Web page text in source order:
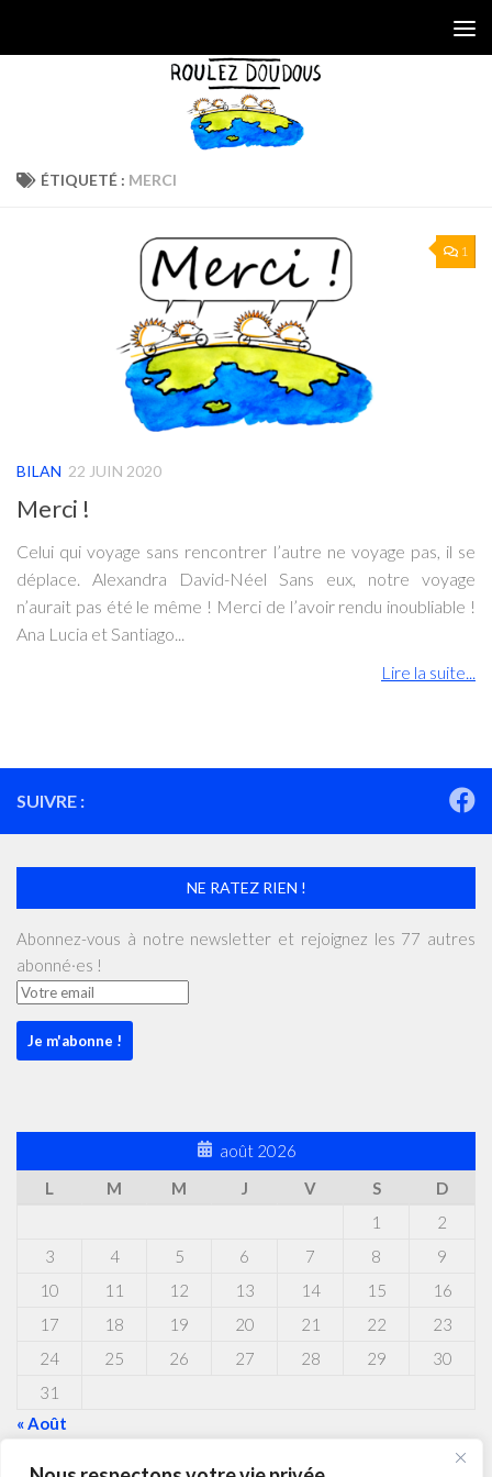
ÉTIQUETÉ : MERCI
1
BILAN 22 JUIN 2020
Merci !
Celui qui voyage sans rencontrer l’autre ne voyage pas, il se
déplace. Alexandra David-Néel Sans eux, notre voyage
n’aurait pas été le même ! Merci de l’avoir rendu inoubliable !
Ana Lucia et Santiago...
Lire la suite...
SUIVRE :
NE RATEZ RIEN !
Abonnez-vous à notre newsletter et rejoignez les 77 autres
abonné·es !
août 2026
L
M M J V S
D
1
2
3
4 5 6 7 8
9
10
11 12 13 14 15
16
17
18 19 20 21 22
23
24
25 26 27 28 29
30
31
« Août